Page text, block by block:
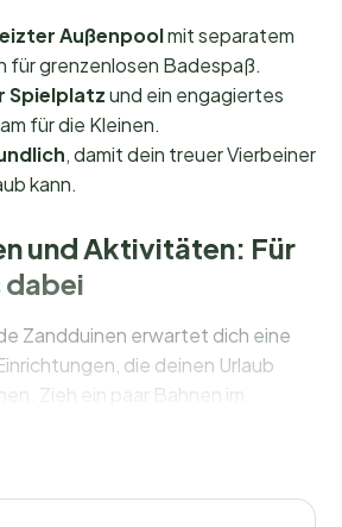
Außenpoolmit separatem
für grenzenlosen Badespaß.
Spielplatzund ein engagiertes
für die Kleinen.
, damit dein treuer Vierbeiner
kann.
und Aktivitäten: Für
dabei
Zandduinen erwartet dich eine
die deinen Urlaub
Zieh ein paar Bahnen im
planschen. Für Kinder gibt
täglich Aktivitäten organisiert –